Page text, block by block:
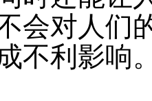
会对人们
不利影响